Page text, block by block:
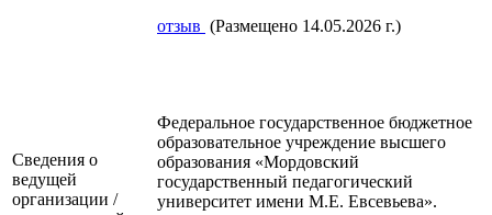
отзыв (Размещено 14.05.2026 г.)
Сведения о
ведущей
организации /
Федеральное государственное бюджетное
образовательное учреждение высшего
образования «Мордовский
государственный педагогический
университет имени М.Е. Евсевьева».